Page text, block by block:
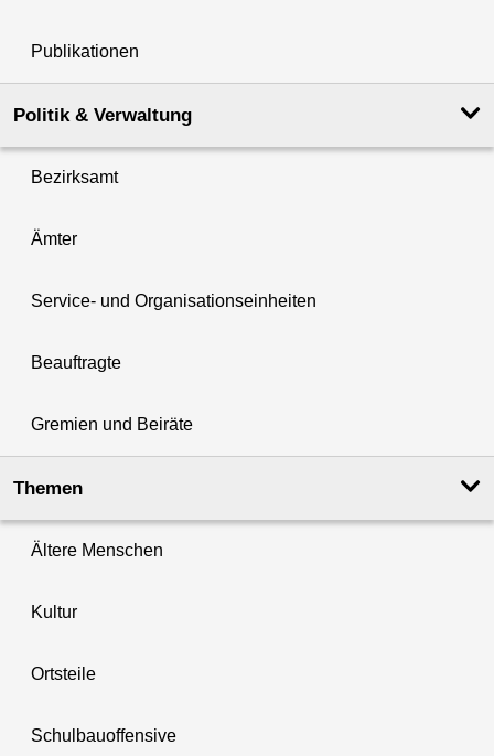
Publikationen
Politik & Verwaltung
Bezirksamt
Ämter
Service- und Organisationseinheiten
Beauftragte
Gremien und Beiräte
Themen
Ältere Menschen
Kultur
Ortsteile
Schulbauoffensive